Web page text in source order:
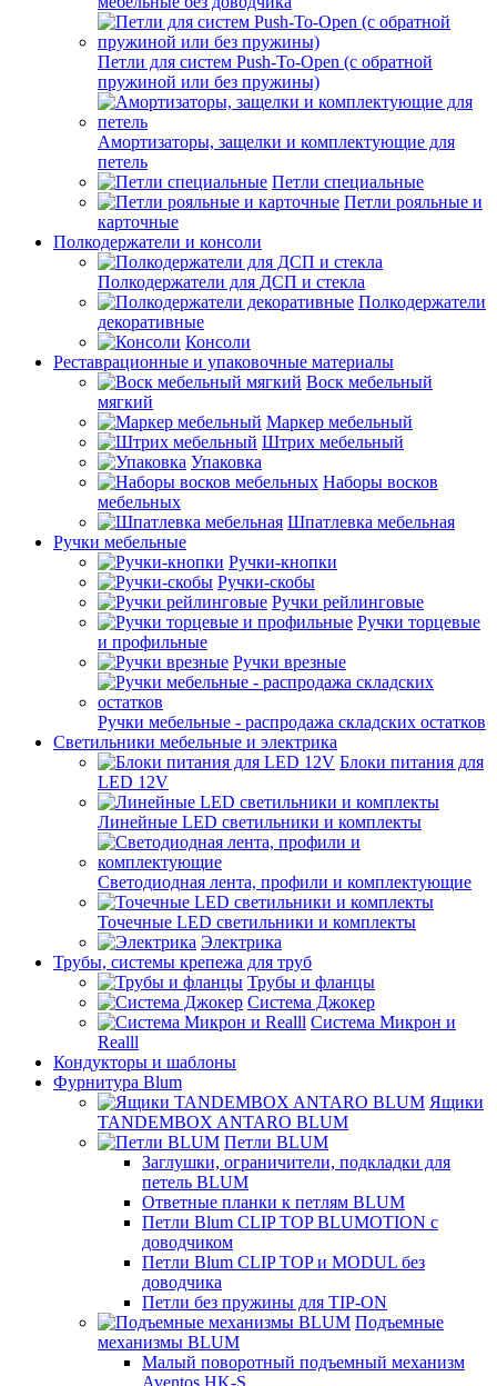
Петли для систем Push-To-Open (с обратной
пружиной или без пружины)
Амортизаторы, защелки и комплектующие для
петель
Петли специальные
Петли рояльные и
карточные
Полкодержатели и консоли
Полкодержатели для ДСП и стекла
Полкодержатели
декоративные
Консоли
Реставрационные и упаковочные материалы
Воск мебельный
мягкий
Маркер мебельный
Штрих мебельный
Упаковка
Наборы восков
мебельных
Шпатлевка мебельная
Ручки мебельные
Ручки-кнопки
Ручки-скобы
Ручки рейлинговые
Ручки торцевые
и профильные
Ручки врезные
Ручки мебельные - распродажа складских остатков
Светильники мебельные и электрика
Блоки питания для
LED 12V
Линейные LED светильники и комплекты
Светодиодная лента, профили и комплектующие
Точечные LED светильники и комплекты
Электрика
Трубы, системы крепежа для труб
Трубы и фланцы
Система Джокер
Система Микрон и
Realll
Кондукторы и шаблоны
Фурнитура Blum
Ящики
TANDEMBOX ANTARO BLUM
Петли BLUM
Заглушки, ограничители, подкладки для
петель BLUM
Ответные планки к петлям BLUM
Петли Blum CLIP TOP BLUMOTION с
доводчиком
Петли Blum CLIP TOP и MODUL без
доводчика
Петли без пружины для TIP-ON
Подъемные
механизмы BLUM
Малый поворотный подъемный механизм
Aventos HK-S